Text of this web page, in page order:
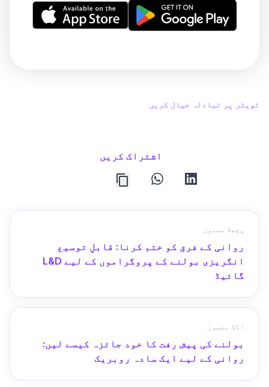
ٹویٹر پر تبادلہ خیال کریں
اشتراک کریں
linkedin
whatsapp
پچھلا مضمون
روانی کے فرق کو ختم کرنا: قابلِ توسیع
انگریزی بولنے کے پروگراموں کے لیے L&D
گائیڈ
اگلا مضمون
بولنے کی پیش رفت کا خود جائزہ کیسے لیں:
روانی کے لیے ایک سادہ روبریک